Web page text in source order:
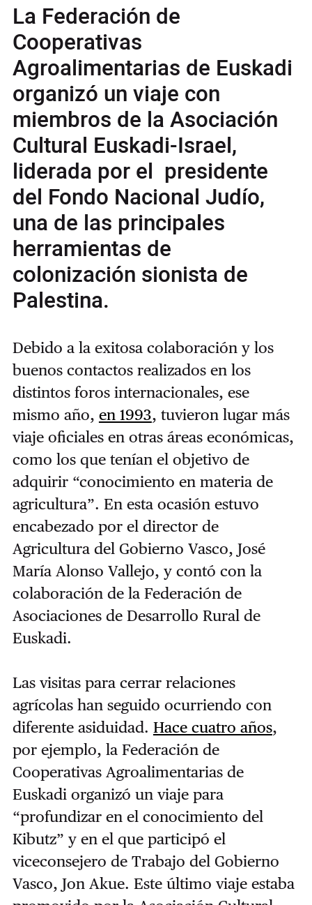
La Federación de
Cooperativas
Agroalimentarias de Euskadi
organizó un viaje con
miembros de la Asociación
Cultural Euskadi-Israel,
liderada por el presidente
del Fondo Nacional Judío,
una de las principales
herramientas de
colonización sionista de
Palestina.
Debido a la exitosa colaboración y los
buenos contactos realizados en los
distintos foros internacionales, ese
mismo año, en 1993, tuvieron lugar más
viaje oficiales en otras áreas económicas,
como los que tenían el objetivo de
adquirir “conocimiento en materia de
agricultura”. En esta ocasión estuvo
encabezado por el director de
Agricultura del Gobierno Vasco, José
María Alonso Vallejo, y contó con la
colaboración de la Federación de
Asociaciones de Desarrollo Rural de
Euskadi.
Las visitas para cerrar relaciones
agrícolas han seguido ocurriendo con
diferente asiduidad. Hace cuatro años,
por ejemplo, la Federación de
Cooperativas Agroalimentarias de
Euskadi organizó un viaje para
“profundizar en el conocimiento del
Kibutz” y en el que participó el
viceconsejero de Trabajo del Gobierno
Vasco, Jon Akue. Este último viaje estaba